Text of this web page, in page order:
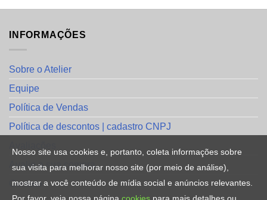
INFORMAÇÕES
Sobre o Atelier
Equipe
Política de Vendas
Política de descontos | cadastro CNPJ
Avalie a sua compra
Contato
Nosso site usa cookies e, portanto, coleta informações sobre
sua visita para melhorar nosso site (por meio de análise),
mostrar a você conteúdo de mídia social e anúncios relevantes.